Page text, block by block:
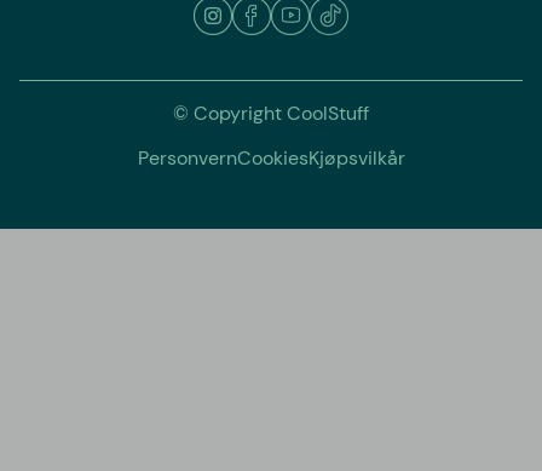
© Copyright CoolStuff
PersonvernCookiesKjøpsvilkår